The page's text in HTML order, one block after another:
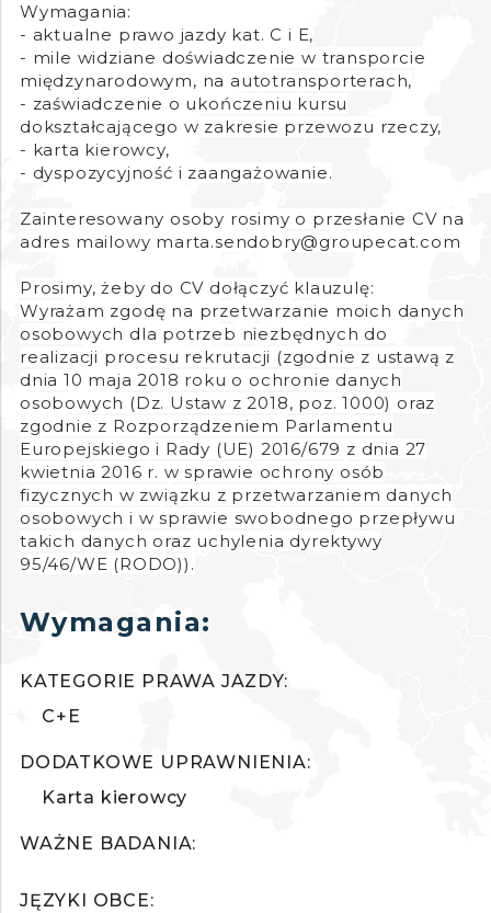
Wymagania:
- aktualne prawo jazdy kat. C i E,
- mile widziane doświadczenie w transporcie
międzynarodowym, na autotransporterach,
- zaświadczenie o ukończeniu kursu
dokształcającego w zakresie przewozu rzeczy,
- karta kierowcy,
- dyspozycyjność i zaangażowanie.
Zainteresowany osoby rosimy o przesłanie CV na
adres mailowy marta.sendobry@groupecat.com
Prosimy, żeby do CV dołączyć klauzulę:
Wyrażam zgodę na przetwarzanie moich danych
osobowych dla potrzeb niezbędnych do
realizacji procesu rekrutacji (zgodnie z ustawą z
dnia 10 maja 2018 roku o ochronie danych
osobowych (Dz. Ustaw z 2018, poz. 1000) oraz
zgodnie z Rozporządzeniem Parlamentu
Europejskiego i Rady (UE) 2016/679 z dnia 27
kwietnia 2016 r. w sprawie ochrony osób
fizycznych w związku z przetwarzaniem danych
osobowych i w sprawie swobodnego przepływu
takich danych oraz uchylenia dyrektywy
95/46/WE (RODO)).
Wymagania:
KATEGORIE PRAWA JAZDY:
C+E
DODATKOWE UPRAWNIENIA:
Karta kierowcy
WAŻNE BADANIA:
JĘZYKI OBCE: